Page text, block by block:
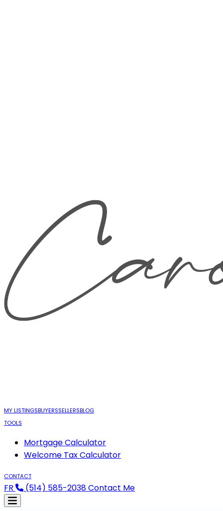
MY LISTINGSBUYERSSELLERSBLOG
TOOLS
Mortgage Calculator
Welcome Tax Calculator
CONTACT
FR (514) 585-2038Contact Me